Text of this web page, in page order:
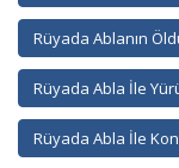
Rüyada Ablanın
Rüyada Abla İle
Rüyada Abla İle